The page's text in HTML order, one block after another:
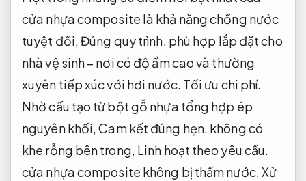
cửa nhựa composite là khả năng chống nước
tuyệt đối,Đúng quy trình. phù hợp lắp đặt cho
nhà vệ sinh – nơi có độ ẩm cao và thường
xuyên tiếp xúc với hơi nước. Tối ưu chi phí.
Nhờ cấu tạo từ bột gỗ nhựa tổng hợp ép
nguyên khối,Cam kết đúng hẹn. không có
khe rỗng bên trong, Linh hoạt theo yêu cầu.
cửa nhựa composite không bị thấm nước,Xử